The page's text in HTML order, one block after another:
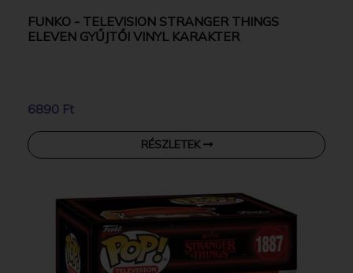
FUNKO - TELEVISION STRANGER THINGS
ELEVEN GYŰJTŐI VINYL KARAKTER
6890 Ft
RÉSZLETEK